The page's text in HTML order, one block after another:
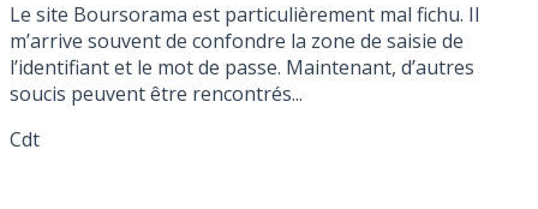
Le site Boursorama est particulièrement mal fichu. Il
m’arrive souvent de confondre la zone de saisie de
l’identifiant et le mot de passe. Maintenant, d’autres
soucis peuvent être rencontrés...
Cdt